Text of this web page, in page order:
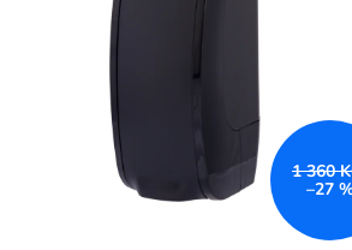
1 360
–27